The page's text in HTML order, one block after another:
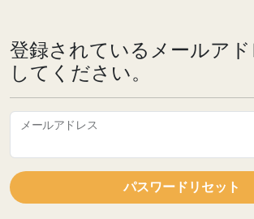
登録されているメールア
してください。
メールアドレス
パスワードリセット